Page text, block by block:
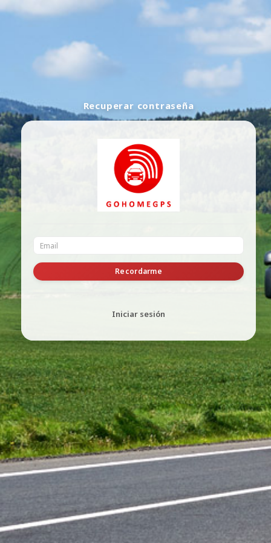
Recuperar contraseña
Recordarme
Iniciar sesión